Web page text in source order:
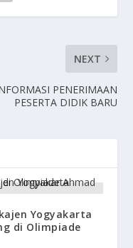
NEXT
PENERIMAAN
PESERTA DIDIK BARU
Yogyakarta
di Olimpiade